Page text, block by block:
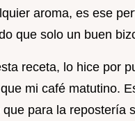
aroma, es ese
que solo un buen
receta, lo hice por
mi café matutino.
para la repostería